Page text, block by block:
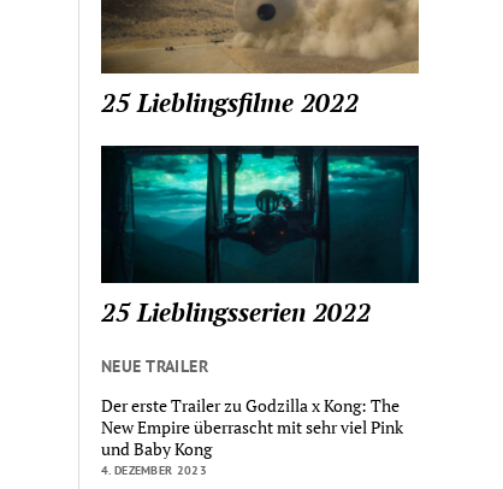
25 Lieblingsfilme 2022
25 Lieblingsserien 2022
NEUE TRAILER
Der erste Trailer zu Godzilla x Kong: The
New Empire überrascht mit sehr viel Pink
und Baby Kong
4. DEZEMBER 2023